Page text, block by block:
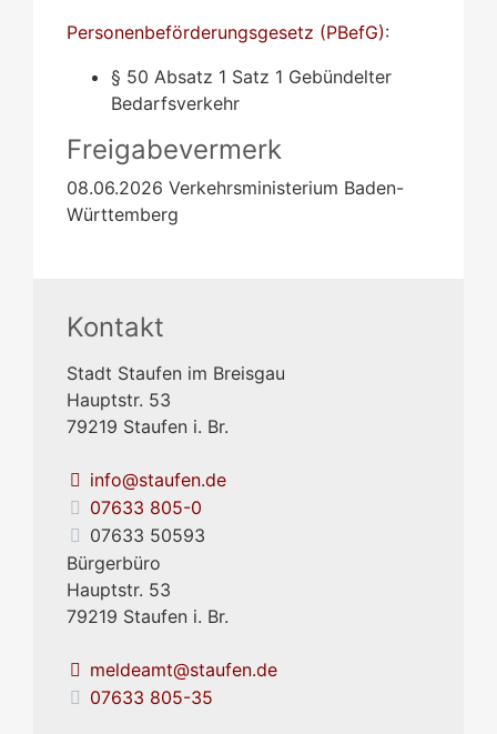
Personenbeförderungsgesetz (PBefG):
§ 50 Absatz 1 Satz 1 Gebündelter
Bedarfsverkehr
Freigabevermerk
08.06.2026 Verkehrsministerium Baden-
Württemberg
Kontakt
Stadt Staufen im Breisgau
Hauptstr. 53
79219 Staufen i. Br.
info@staufen.de
07633 805-0
07633 50593
Bürgerbüro
Hauptstr. 53
79219 Staufen i. Br.
meldeamt@staufen.de
07633 805-35